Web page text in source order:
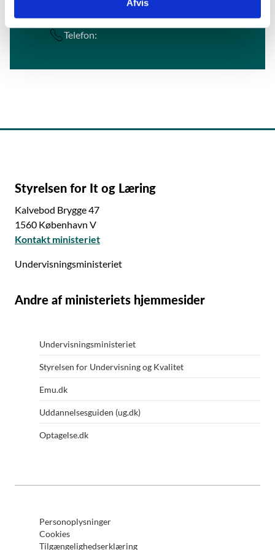
Afvis
stil@stil.dk
Telefon:
Styrelsen for It og Læring
Kalvebod Brygge 47
1560 København V
Kontakt ministeriet
Undervisningsministeriet
Andre af ministeriets hjemmesider
Undervisningsministeriet
Styrelsen for Undervisning og Kvalitet
Emu.dk
Uddannelsesguiden (ug.dk)
Optagelse.dk
Personoplysninger
Cookies
Tilgængelighedserklæring